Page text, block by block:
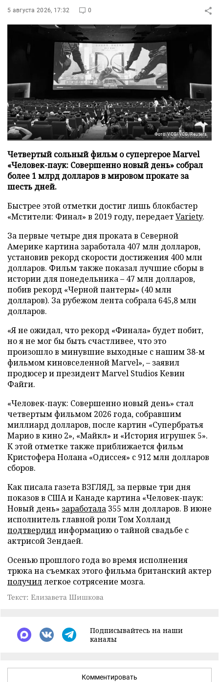
5 августа 2026, 17:32 0
Фото: VCG/VCG/Reuters
Четвертый сольный фильм о супергерое Marvel
«Человек-паук: Совершенно новый день» собрал
более 1 млрд долларов в мировом прокате за
шесть дней.
Быстрее этой отметки достиг лишь блокбастер
«Мстители: Финал» в 2019 году, передаетVariety.
За первые четыре дня проката в Северной
Америке картина заработала 407 млн долларов,
установив рекорд скорости достижения 400 млн
долларов. Фильм также показал лучшие сборы в
истории для понедельника – 47 млн долларов,
побив рекорд «Черной пантеры» (40 млн
долларов). За рубежом лента собрала 645,8 млн
долларов.
«Я не ожидал, что рекорд «Финала» будет побит,
но я не мог бы быть счастливее, что это
произошло в минувшие выходные с нашим 38-м
фильмом киновселенной Marvel», – заявил
продюсер и президент Marvel Studios Кевин
Файги.
«Человек-паук: Совершенно новый день» стал
четвертым фильмом 2026 года, собравшим
миллиард долларов, после картин «Супербратья
Марио в кино 2», «Майкл» и «История игрушек 5».
К этой отметке также приближается фильм
Кристофера Нолана «Одиссея» с 912 млн долларов
сборов.
Как писала газета ВЗГЛЯД, за первые три дня
показов в США и Канаде картина «Человек-паук:
Новый день» заработала 355 млн долларов. В июне
исполнитель главной роли Том Холланд
подтвердилинформацию о тайной свадьбе с
актрисой Зендаей.
Осенью прошлого года во время исполнения
трюка на съемках этого фильма британский актер
получиллегкое сотрясение мозга.
Текст: Елизавета Шишкова
Подписывайтесь на наши
каналы
Комментировать